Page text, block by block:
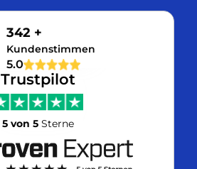
342 +
Kundenstimmen
5.0
Trustpilot
5 von 5 Sterne